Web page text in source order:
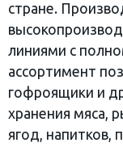
стране.
линиями с
ассортимент
гофроящики и
хранения мяса,
ягод, напитков,